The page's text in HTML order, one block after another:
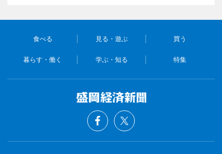
食べる 見る・遊ぶ 買う
暮らす・働く 学ぶ・知る 特集